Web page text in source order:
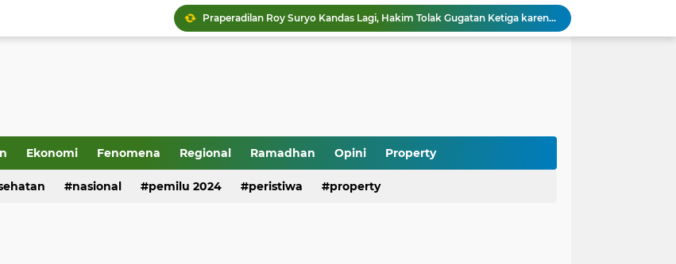
Praperadilan Roy Suryo Kandas Lagi, Hakim Tolak Gugatan Ketiga karena Alasan Ini
Saepul Diduga Rencanakan Pembunuhan Korban di Depok, Polisi Ungkap Fakta Baru dari Ponselnya
Pasien BPJS Bisa Menunggu Kamar hingga 2 Hari, KKI Ungkap Penyebab dan Solusinya
Ekonomi Fenomena Regional Ramadhan Opini Property
nasional pemilu 2024 peristiwa property